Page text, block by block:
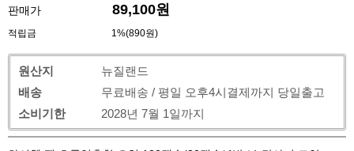
판매가
89,100원
적립금 1%(890원)
원산지
뉴질랜드
배송
무료배송 / 평일 오후4시결제까지 당일출고
소비기한
2028년 7월 1일까지